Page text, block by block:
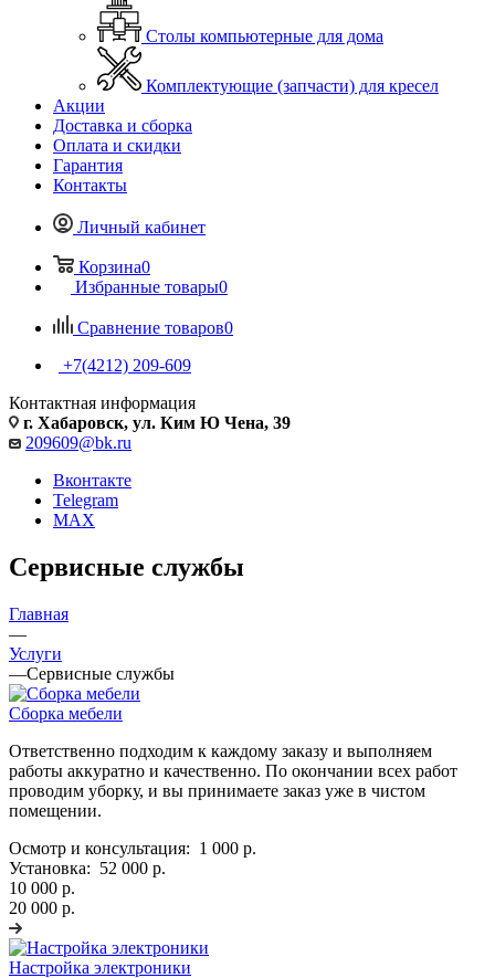
Столы компьютерные для дома
Комплектующие (запчасти) для кресел
Акции
Доставка и сборка
Оплата и скидки
Гарантия
Контакты
Личный кабинет
Корзина0
Избранные товары0
Сравнение товаров0
+7(4212) 209-609
Контактная информация
г. Хабаровск, ул. Ким Ю Чена, 39
209609@bk.ru
Вконтакте
Telegram
MAX
Сервисные службы
Главная
—
Услуги
—Сервисные службы
Сборка мебели
Ответственно подходим к каждому заказу и выполняем
работы аккуратно и качественно. По окончании всех работ
проводим уборку, и вы принимаете заказ уже в чистом
помещении.
Осмотр и консультация: 1 000 р.
Установка: 52 000 р.
10 000 р.
20 000 р.
Настройка электроники